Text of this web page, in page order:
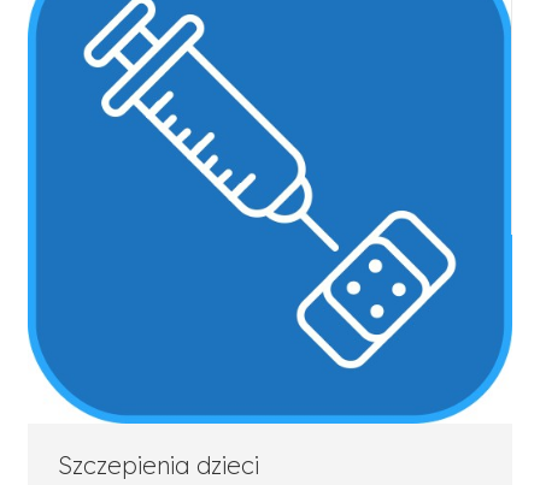
Szczepienia dzieci